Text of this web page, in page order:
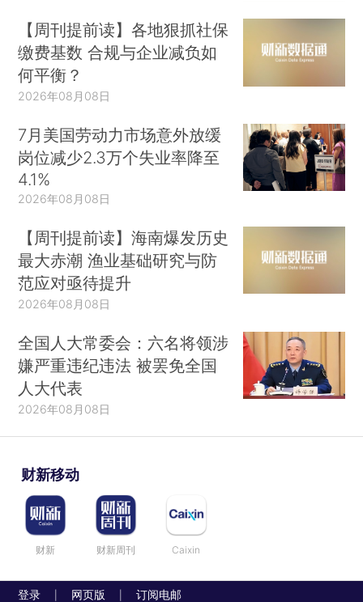
【周刊提前读】各地狠抓社保
缴费基数 合规与企业减负如
何平衡？
2026年08月08日
7月美国劳动力市场意外放缓
岗位减少2.3万个失业率降至
4.1%
2026年08月08日
【周刊提前读】海南爆发历史
最大赤潮 渔业基础研究与防
范应对亟待提升
2026年08月08日
全国人大常委会：六名将领涉
嫌严重违纪违法 被罢免全国
人大代表
2026年08月08日
财新移动
财新 财新周刊 Caixin
登录 网页版 订阅电邮